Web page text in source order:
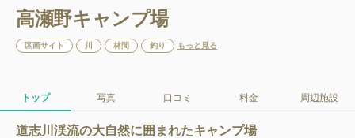
高瀬野キャンプ場
区画サイト 林間 釣り もっと見る
トップ 写真 口コミ 料金 周辺施設
道志川渓流の大自然に囲まれたキャンプ場